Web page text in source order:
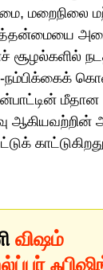
மறைநிலை
சூழல்களில்
நம்பிக்கைக்
மீதான
ஆகியவற்றின்
விஷம்